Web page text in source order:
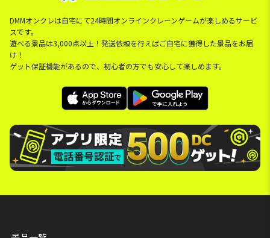
DMMオンクレは自宅にて24時間オンラインクレーンゲームが楽しめるサービ
スです。
遊べる景品は3,000点以上！発送依頼を行えばご自宅に獲得した景品をお届
け！
ゲット保証機能があるので、初心者の方でも安心して楽しめます。